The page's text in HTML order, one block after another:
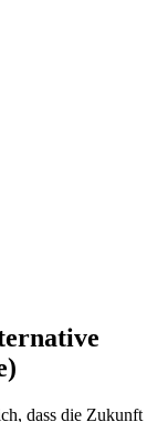
dass die Zukunft